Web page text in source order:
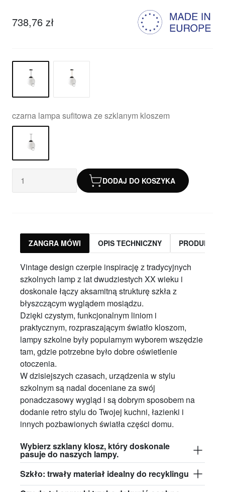
738,76 zł
czarna lampa sufitowa ze szklanym kloszem
DODAJ DO KOSZYKA
ZANGRA MÓWI OPIS TECHNICZNY PRODUKTY
Vintage design czerpie inspirację z tradycyjnych
szkolnych lamp z lat dwudziestych XX wieku i
doskonale łączy aksamitną strukturę szkła z
błyszczącym wyglądem mosiądzu.
Dzięki czystym, funkcjonalnym liniom i
praktycznym, rozpraszającym światło kloszom,
lampy szkolne były popularnym wyborem wszędzie
tam, gdzie potrzebne było dobre oświetlenie
otoczenia.
W dzisiejszych czasach, urządzenia w stylu
szkolnym są nadal doceniane za swój
ponadczasowy wygląd i są dobrym sposobem na
dodanie retro stylu do Twojej kuchni, łazienki i
innych pozbawionych światła części domu.
Wybierz szklany klosz, który doskonale
pasuje do naszych lampy.
Szkło: trwały materiał idealny do recyklingu